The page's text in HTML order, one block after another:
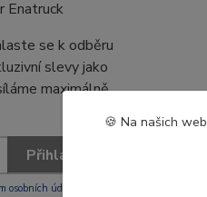
se k odběru
slevy jako
maximálně
Přihlásit se
osobních údajů
🍪 Na našich